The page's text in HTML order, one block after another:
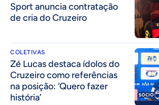
Sport anuncia contratação
de cria do Cruzeiro
COLETIVAS
Zé Lucas destaca ídolos do
Cruzeiro como referências
na posição: ‘Quero fazer
história’